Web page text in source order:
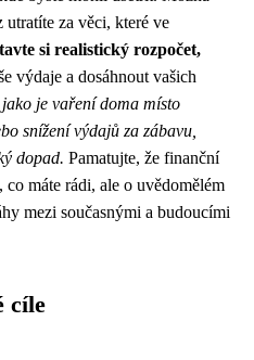
za věci, které ve
si realistický rozpočet,
výdaje a dosáhnout vašich
je vaření doma místo
snížení výdajů za zábavu,
dopad. Pamatujte, že finanční
máte rádi, ale o uvědomělém
mezi současnými a budoucími
cíle